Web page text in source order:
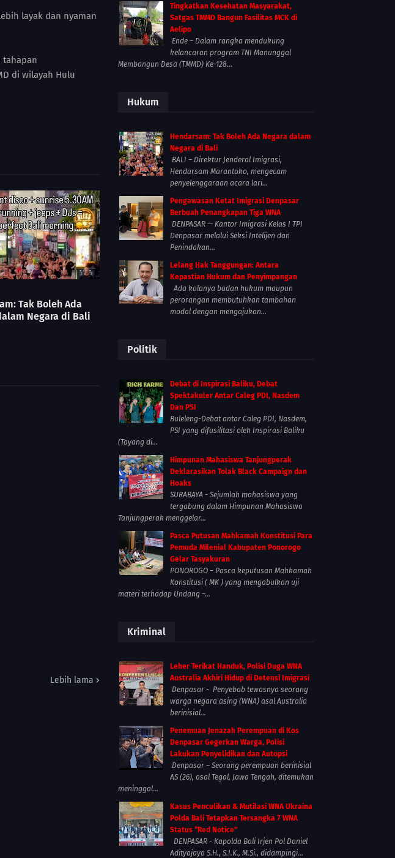
layak dan nyaman
tahapan
di wilayah Hulu
Tak Boleh Ada
Negara di Bali
Lebih lama
Tingkatkan Kesehatan Masyarakat,
Satgas TMMD Bangun Fasilitas MCK di
Aelipo
Ende – Dalam rangka mendukung
kelancaran program TNI Manunggal
Membangun Desa (TMMD) Ke-128...
Hukum
Hendarsam: Tak Boleh Ada Negara dalam
Negara di Bali
BALI – Direktur Jenderal Imigrasi,
Hendarsam Marantoko, mengecam
penyelenggaraan acara lari...
Pengawasan Ketat Imigrasi Denpasar
Berbuah Penangkapan Tiga WNA
DENPASAR — Kantor Imigrasi Kelas I TPI
Denpasar melalui Seksi Intelijen dan
Penindakan...
Lelang Hak Tanggungan: Antara
Kepastian Hukum dan Penyimpangan
Ada kalanya badan hukum maupun
perorangan membutuhkan tambahan
modal dengan mengajukan...
Politik
Debat di Inspirasi Baliku, Debat
Spektakuler Antar Caleg PDI, Nasdem
Dan PSI
Buleleng-Debat antar Caleg PDI, Nasdem,
PSI yang difasilitasi oleh Inspirasi Baliku
(Tayang di...
Himpunan Mahasiswa Tanjungperak
Deklarasikan Tolak Black Campaign dan
Hoaks
SURABAYA - Sejumlah mahasiswa yang
tergabung dalam Himpunan Mahasiswa
Tanjungperak menggelar...
Pasca Putusan Mahkamah Konstitusi Para
Pemuda Milenial Kabupaten Ponorogo
Gelar Tasyakuran
PONOROGO – Pasca keputusan Mahkamah
Konstitusi ( MK ) yang mengabulkan uji
materi terhadap Undang –...
Kriminal
Leher Terikat Handuk, Polisi Duga WNA
Australia Akhiri Hidup di Detensi Imigrasi
Denpasar - Penyebab tewasnya seorang
warga negara asing (WNA) asal Australia
berinisial...
Penemuan Jenazah Perempuan di Kos
Denpasar Gegerkan Warga, Polisi
Lakukan Penyelidikan dan Autopsi
Denpasar – Seorang perempuan berinisial
AS (26), asal Tegal, Jawa Tengah, ditemukan
meninggal...
Kasus Penculikan & Mutilasi WNA Ukraina
Polda Bali Tetapkan Tersangka 7 WNA
Status “Red Notice”
DENPASAR - Kapolda Bali Irjen Pol Daniel
Adityajaya S.H., S.I.K., M.Si., didampingi...